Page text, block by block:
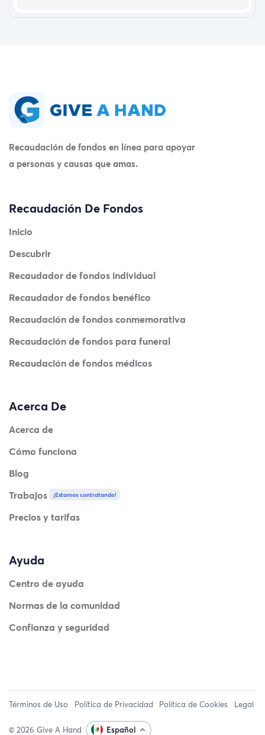
Recaudación de fondos en línea para apoyar
a personas y causas que amas.
Recaudación De Fondos
Inicio
Descubrir
Recaudador de fondos individual
Recaudador de fondos benéfico
Recaudación de fondos conmemorativa
Recaudación de fondos para funeral
Recaudación de fondos médicos
Acerca De
Acerca de
Cómo funciona
Blog
Trabajos
¡Estamos contratando!
Precios y tarifas
Ayuda
Centro de ayuda
Normas de la comunidad
Confianza y seguridad
Términos de Uso Política de Privacidad Política de Cookies Legal
© 2026 Give A Hand Español